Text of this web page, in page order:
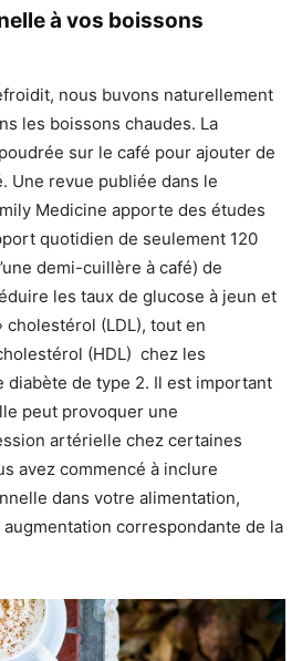
à vos boissons
nous buvons naturellement
les boissons chaudes. La
sur le café pour ajouter de
Une revue publiée dans le
Medicine apporte des études
quotidien de seulement 120
demi-cuillère à café) de
les taux de glucose à jeun et
cholestérol (LDL), tout en
(HDL) chez les
diabète de type 2. Il est important
peut provoquer une
artérielle chez certaines
avez commencé à inclure
dans votre alimentation,
augmentation correspondante de la